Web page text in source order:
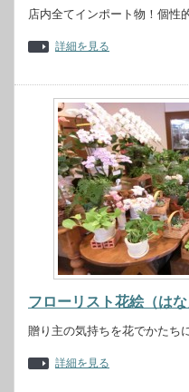
店内全てインポート物！個性
詳細を見る
フローリスト花絵（はな
贈り主の気持ちを花でかたち
詳細を見る